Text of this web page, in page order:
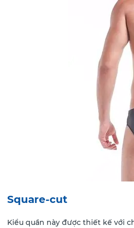
Square-cut
Kiểu quần này được thiết kế với